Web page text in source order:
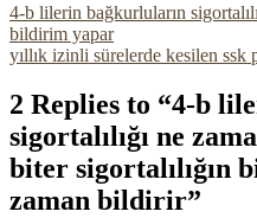
4-b lilerin bağkurluların
bildirim yapar
yıllık izinli sürelerde kesilen ssk
2 Replies to “4-b
sigortalılığı ne
biter sigortalılığın
zaman bildirir”